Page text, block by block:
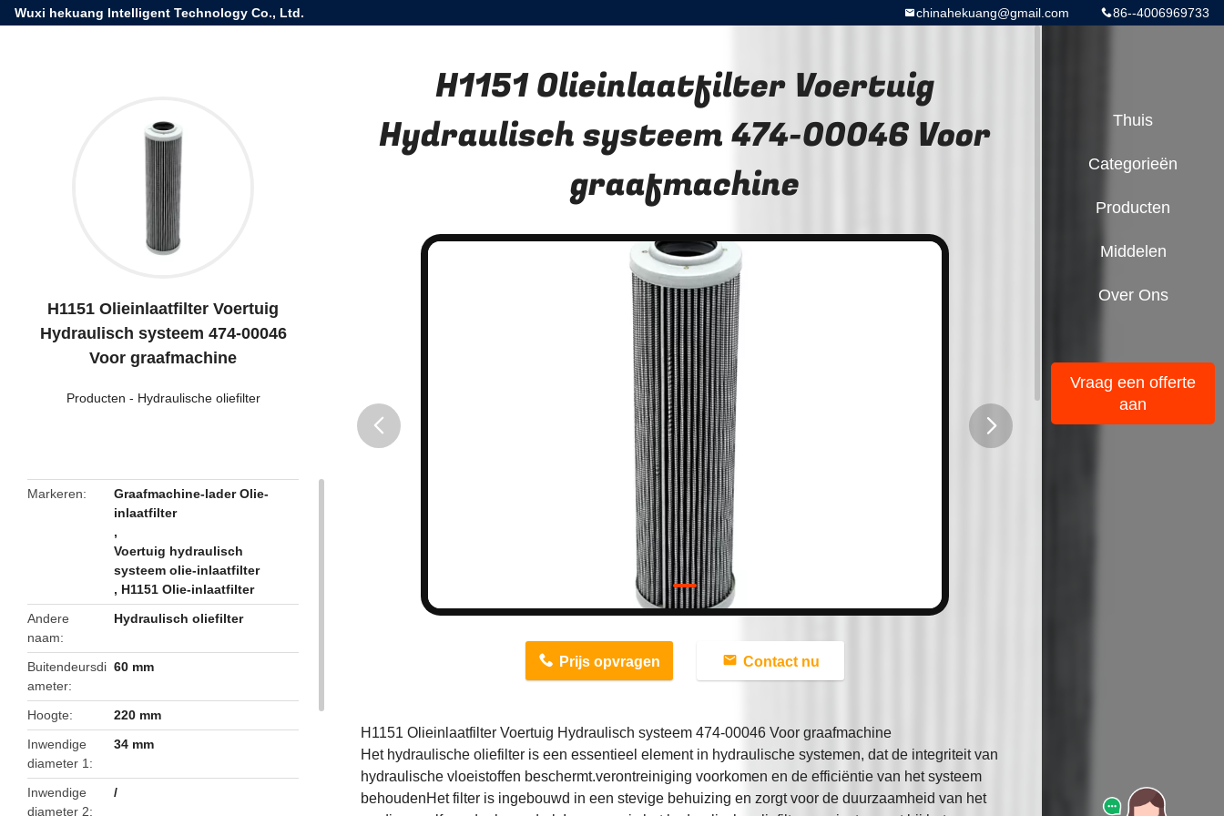
Wuxi hekuang Intelligent Technology Co., Ltd. 86--4006969733
chinahekuang@gmail.com
H1151 Olieinlaatfilter Voertuig
Hydraulisch systeem 474-00046
Voor graafmachine
Producten - Hydraulische oliefilter
Markeren
Graafmachine-lader Olie-
inlaatfilter
,
Voertuig hydraulisch
systeem olie-inlaatfilter
, H1151 Olie-inlaatfilter
Andere
naam
Hydraulisch oliefilter
Buitendeursdi
ameter
60 mm
Hoogte
220 mm
Inwendige
diameter 1
34 mm
Inwendige
diameter 2
/
H1151 Olieinlaatfilter Voertuig
Hydraulisch systeem 474-00046 Voor
graafmachine
Prijs opvragen Contact nu
H1151 Olieinlaatfilter Voertuig Hydraulisch systeem 474-00046 Voor graafmachine
Het hydraulische oliefilter is een essentieel element in hydraulische systemen, dat de integriteit van
hydraulische vloeistoffen beschermt.verontreiniging voorkomen en de efficiëntie van het systeem
behoudenHet filter is ingebouwd in een stevige behuizing en zorgt voor de duurzaamheid van het
Thuis
Categorieën
Producten
Middelen
Over Ons
Vraag een offerte
aan